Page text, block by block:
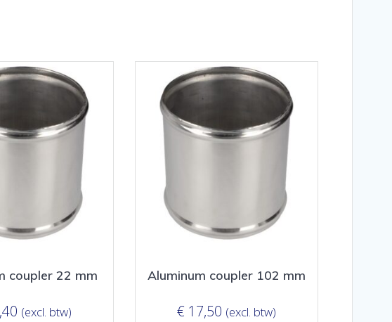
coupler 22 mm
(excl. btw)
Aluminum coupler 102 mm
€ 17,50 (excl. btw)